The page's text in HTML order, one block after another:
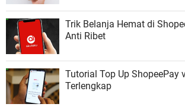
Trik Belanja Hemat di
Anti Ribet
Tutorial Top Up ShopeePay
Terlengkap